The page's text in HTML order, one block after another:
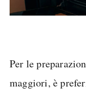
Per le
maggiori, è